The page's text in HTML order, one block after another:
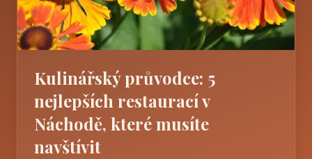
Kulinářský průvodce: 5
nejlepších restaurací v
Náchodě, které musíte
navštívit